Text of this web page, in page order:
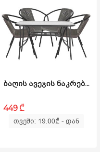
ᲑᲐᲦᲘᲡ ᲐᲕᲔᲯᲘᲡ ᲜᲐᲙᲠᲔᲑᲘ - BLOG M ᲧᲐᲕᲘᲡᲤᲔᲠᲘ
449 ₾
თვეში: 19.00₾- დან